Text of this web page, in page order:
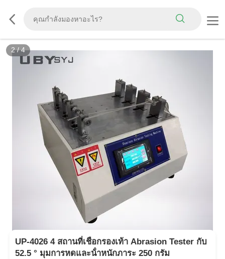
2/4
UP-4026 4 สถานที่เชือกรองเท้า Abrasion Tester กับ
52.5 ° มุมการหดและน้ําหนักภาระ 250 กรัม